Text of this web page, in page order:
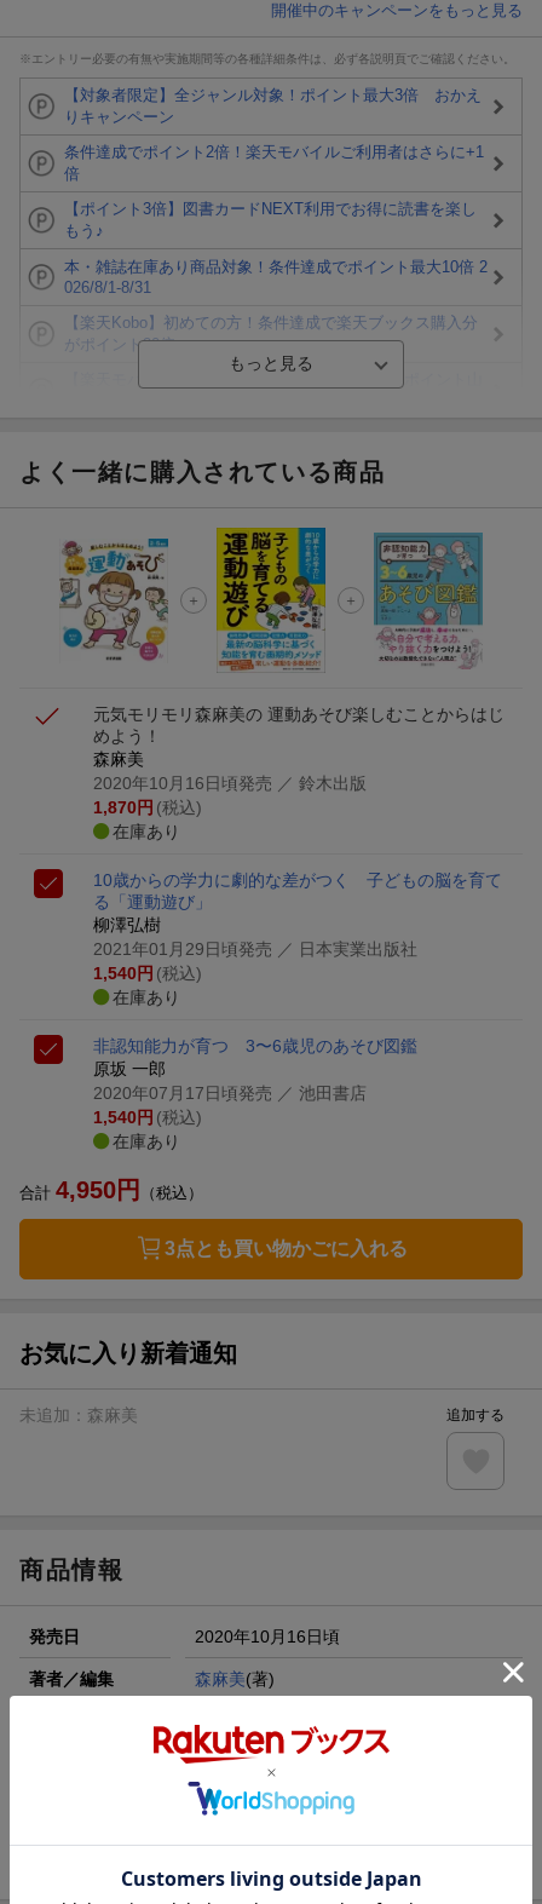
開催中のキャンペーンをもっと見る
※エントリー必要の有無や実施期間等の各種詳細条件は、必ず各説明頁でご確認ください。
【対象者限定】全ジャンル対象！ポイント最大3倍 おかえ
りキャンペーン
条件達成でポイント2倍！楽天モバイルご利用者はさらに+1
倍
【ポイント3倍】図書カードNEXT利用でお得に読書を楽し
もう♪
本・雑誌在庫あり商品対象！条件達成でポイント最大10倍 2
026/8/1-8/31
【楽天Kobo】初めての方！条件達成で楽天ブックス購入分
がポイント20倍
ト山分け
楽天モバイル紹介キャンペーンの拡散で300円OFFクーポン
進呈
条件達成で楽天限定・宝塚歌劇 宙組貸切公演ペアチケット
が当たる
よく一緒に購入されている商品
元気モリモリ森麻美の 運動あそび楽しむことからはじ
めよう！
森麻美
2020年10月16日頃発売 ／ 鈴木出版
1,870円 (税込)
在庫あり
10歳からの学力に劇的な差がつく 子どもの脳を育て
る「運動遊び」
柳澤弘樹
2021年01月29日頃発売 ／ 日本実業出版社
1,540円 (税込)
在庫あり
非認知能力が育つ 3〜6歳児のあそび図鑑
原坂 一郎
2020年07月17日頃発売 ／ 池田書店
1,540円 (税込)
在庫あり
合計 4,950円 （税込）
3点とも買い物かごに入れる
お気に入り新着通知
未追加： 森麻美 追加する
商品情報
発売日 2020年10月16日頃
著者／編集 森麻美(著)
鈴木出版
単行本
128p
ISBN 9784790272731